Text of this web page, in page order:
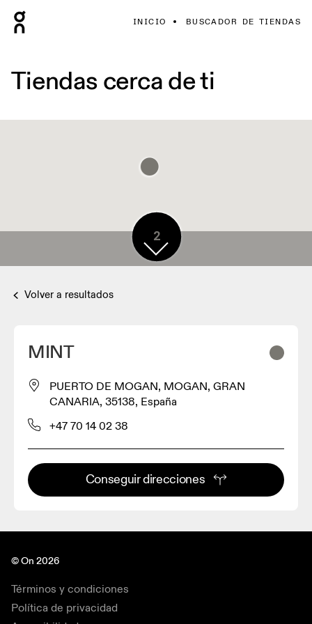
INICIO BUSCADOR DE TIENDAS
Tiendas cerca de ti
2
2
Volver a resultados
MINT
PUERTO DE MOGAN, MOGAN, GRAN
CANARIA, 35138, España
+47 70 14 02 38
Conseguir direcciones
© On 2026
Términos y condiciones
Política de privacidad